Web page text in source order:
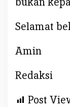
Selamat
Amin
Redaksi
Post